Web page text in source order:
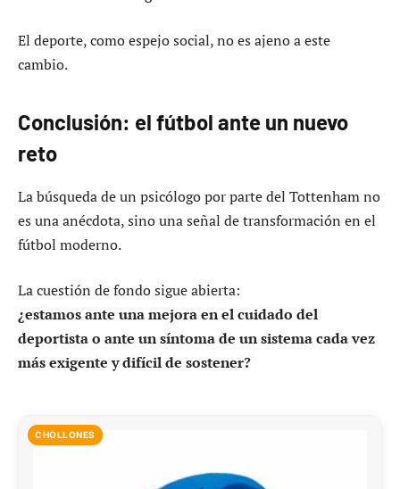
El deporte, como espejo social, no es ajeno a este
cambio.
Conclusión: el fútbol ante un nuevo
reto
La búsqueda de un psicólogo por parte del Tottenham no
es una anécdota, sino una señal de transformación en el
fútbol moderno.
La cuestión de fondo sigue abierta:
¿estamos ante una mejora en el cuidado del
deportista o ante un síntoma de un sistema cada vez
más exigente y difícil de sostener?
CHOLLONES